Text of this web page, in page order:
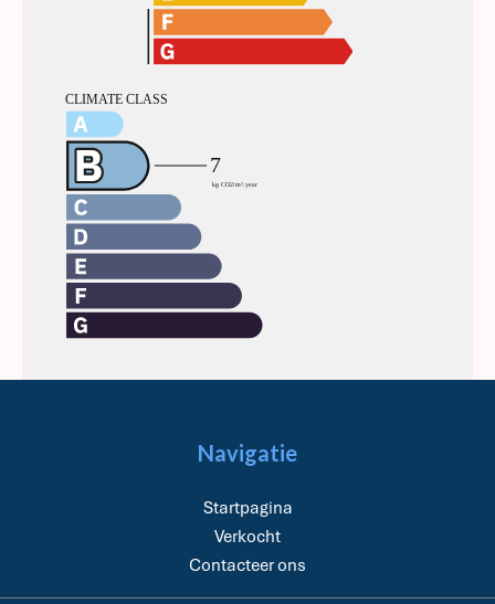
Navigatie
Startpagina
Verkocht
Contacteer ons